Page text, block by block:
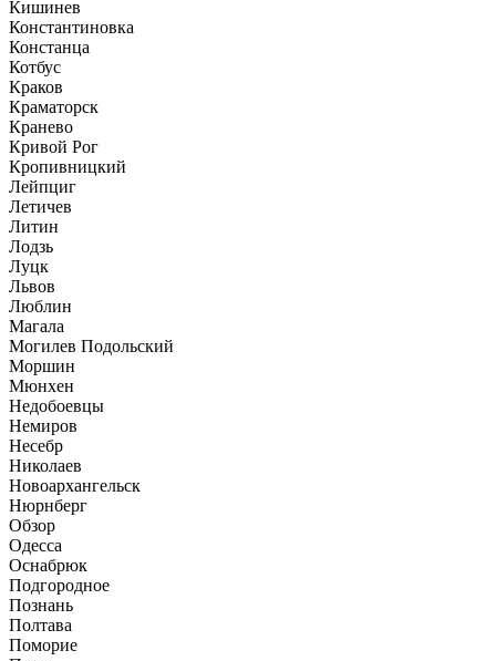
Кишинев
Константиновка
Констанца
Котбус
Краков
Краматорск
Кранево
Кривой Рог
Кропивницкий
Лейпциг
Летичев
Литин
Лодзь
Луцк
Львов
Люблин
Магала
Могилев Подольский
Моршин
Мюнхен
Недобоевцы
Немиров
Несебр
Николаев
Новоархангельск
Нюрнберг
Обзор
Одесса
Оснабрюк
Подгородное
Познань
Полтава
Поморие